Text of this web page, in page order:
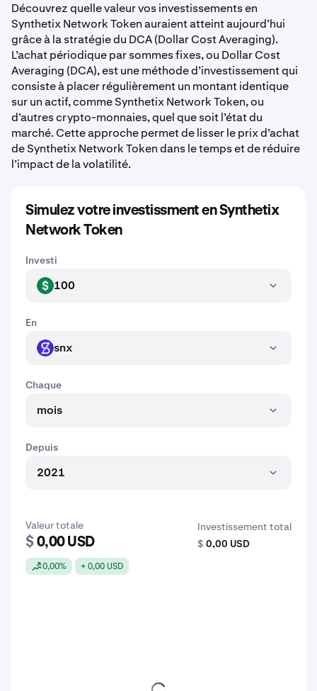
Découvrez quelle valeur vos investissements en
Synthetix Network Token auraient atteint aujourd’hui
grâce à la stratégie du DCA (Dollar Cost Averaging).
L’achat périodique par sommes fixes, ou Dollar Cost
Averaging (DCA), est une méthode d’investissement qui
consiste à placer régulièrement un montant identique
sur un actif, comme Synthetix Network Token, ou
d’autres crypto-monnaies, quel que soit l’état du
marché. Cette approche permet de lisser le prix d’achat
de Synthetix Network Token dans le temps et de réduire
l’impact de la volatilité.
Simulez votre investissment en Synthetix
Network Token
Investi
USD 100
En
SNX snx
Chaque
mois
Depuis
2021
Valeur totale
$ 0,00 USD
0,00% + 0,00 USD
Investissement total
$ 0,00 USD